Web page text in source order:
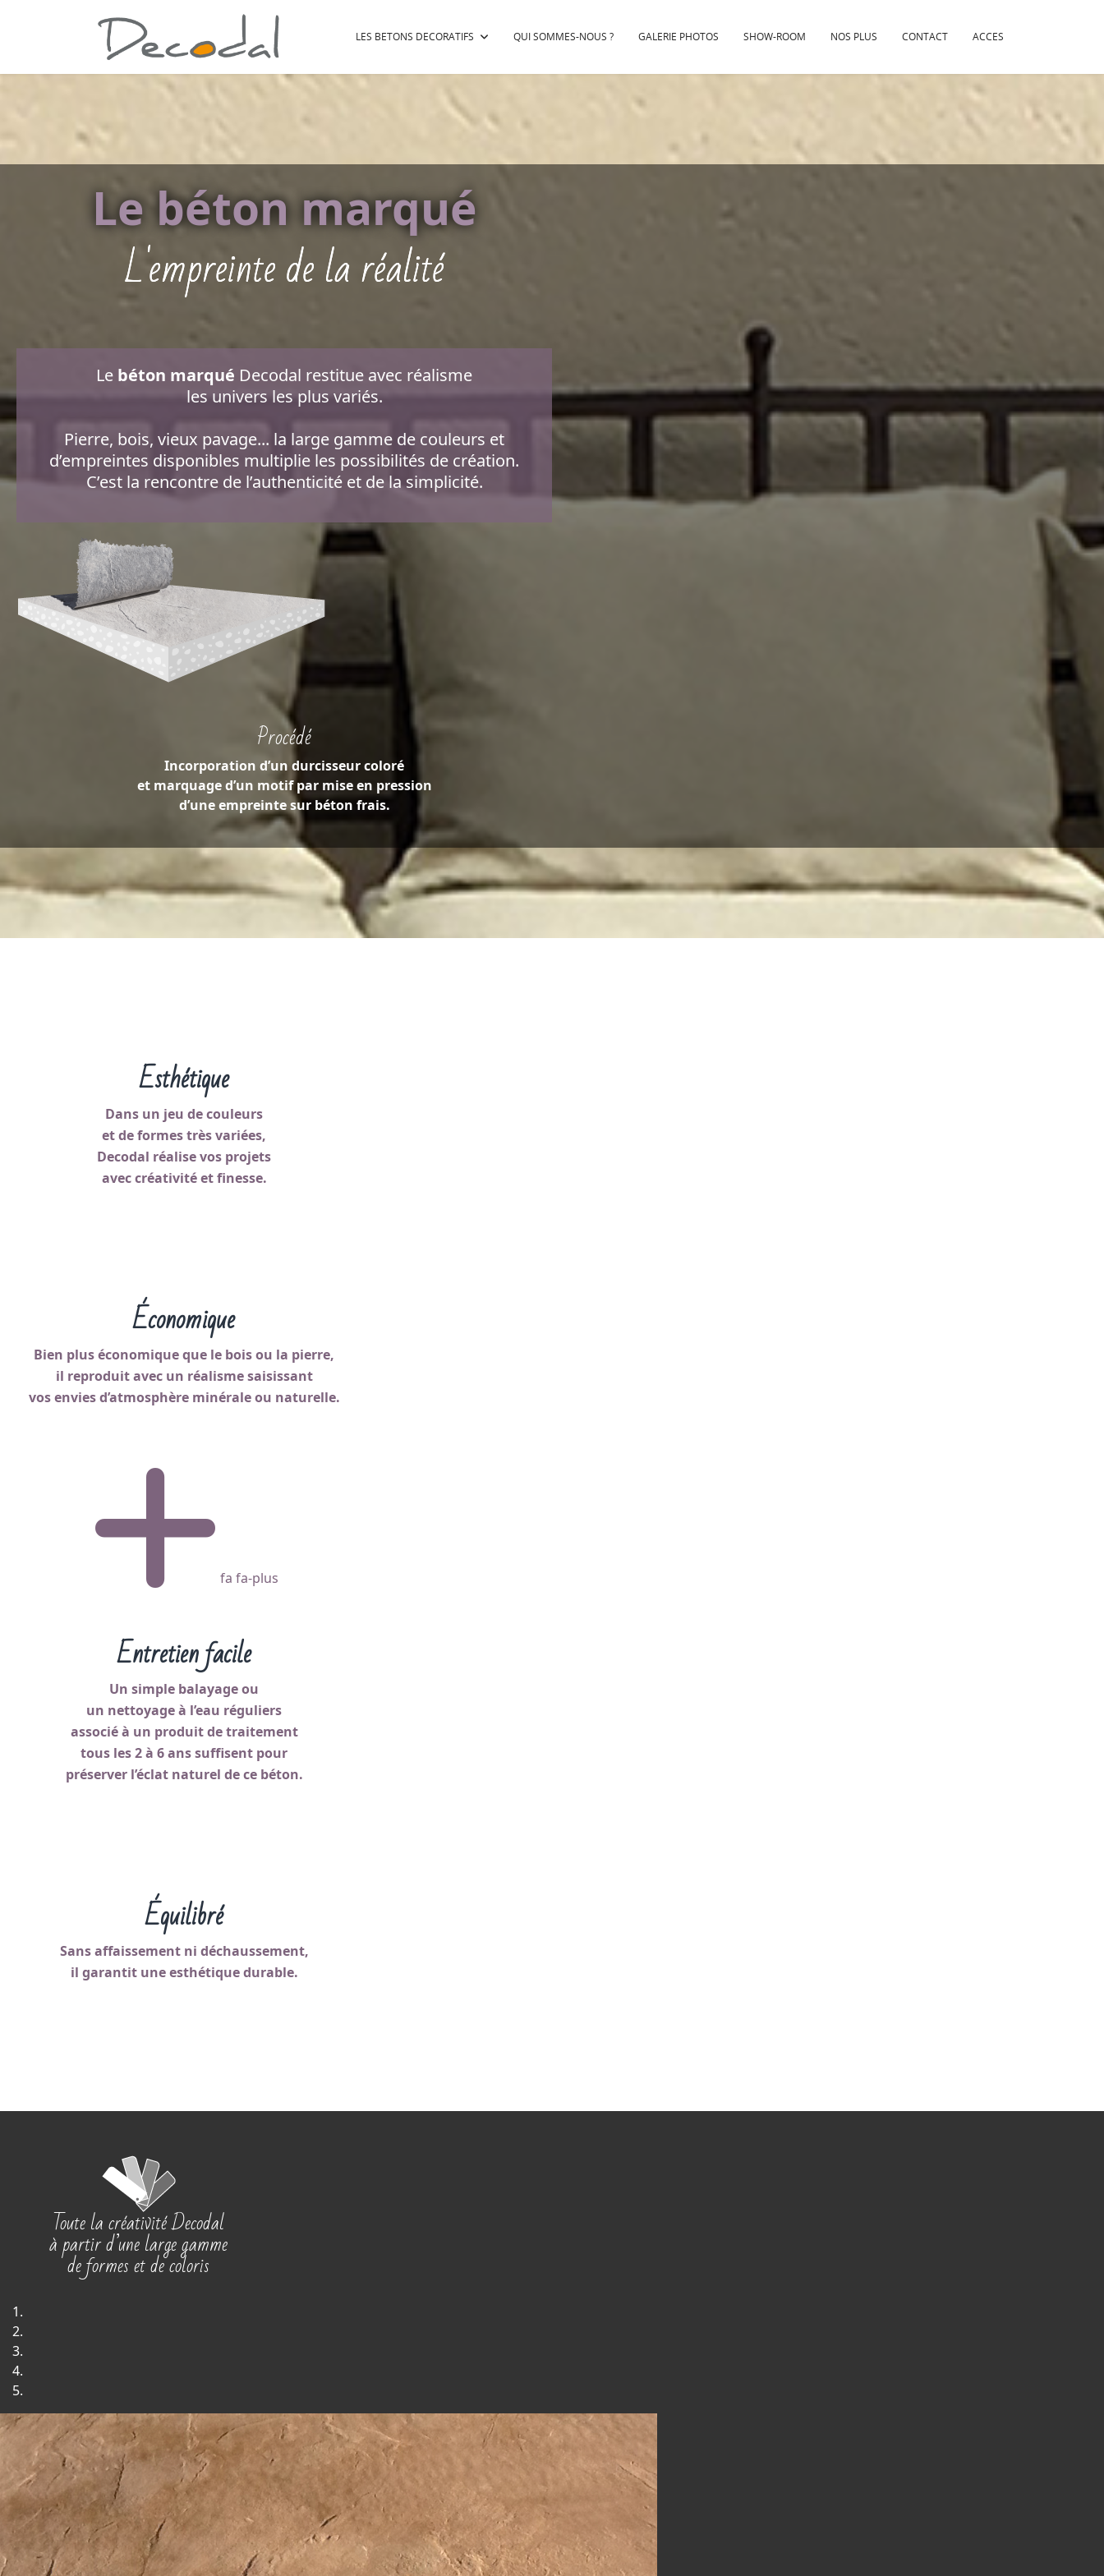
LES BETONS DECORATIFS QUI SOMMES-NOUS ? GALERIE PHOTOS SHOW-ROOM NOS PLUS CONTACT ACCES
Le béton marqué
L'empreinte de la réalité
Le béton marqué Decodal restitue avec réalisme
les univers les plus variés.
Pierre, bois, vieux pavage... la large gamme de couleurs et
d’empreintes disponibles multiplie les possibilités de création.
C’est la rencontre de l’authenticité et de la simplicité.
Procédé
Incorporation d’un durcisseur coloré
et marquage d’un motif par mise en pression
d’une empreinte sur béton frais.
Esthétique
Dans un jeu de couleurs
et de formes très variées,
Decodal réalise vos projets
avec créativité et finesse.
Économique
Bien plus économique que le bois ou la pierre,
il reproduit avec un réalisme saisissant
vos envies d’atmosphère minérale ou naturelle.
fa fa-plus
Entretien facile
Un simple balayage ou
un nettoyage à l’eau réguliers
associé à un produit de traitement
tous les 2 à 6 ans suffisent pour
préserver l’éclat naturel de ce béton.
Équilibré
Sans affaissement ni déchaussement,
il garantit une esthétique durable.
Toute la créativité Decodal
à partir d’une large gamme
de formes et de coloris